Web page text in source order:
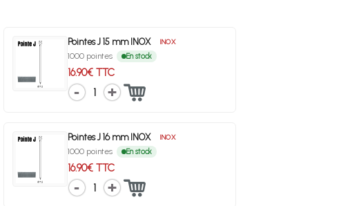
Pointes J 15 mm INOX INOX
1000 pointes En stock
16.90€ TTC
1
Pointes J 16 mm INOX INOX
1000 pointes En stock
16.90€ TTC
1